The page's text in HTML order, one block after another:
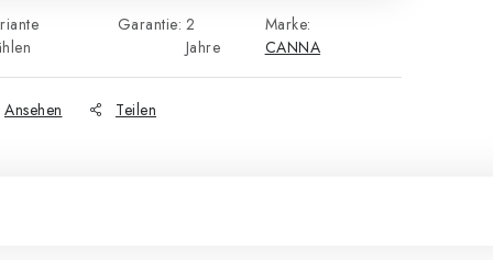
Marke:
CANNA
Garantie: 2
Jahre
Ansehen Teilen